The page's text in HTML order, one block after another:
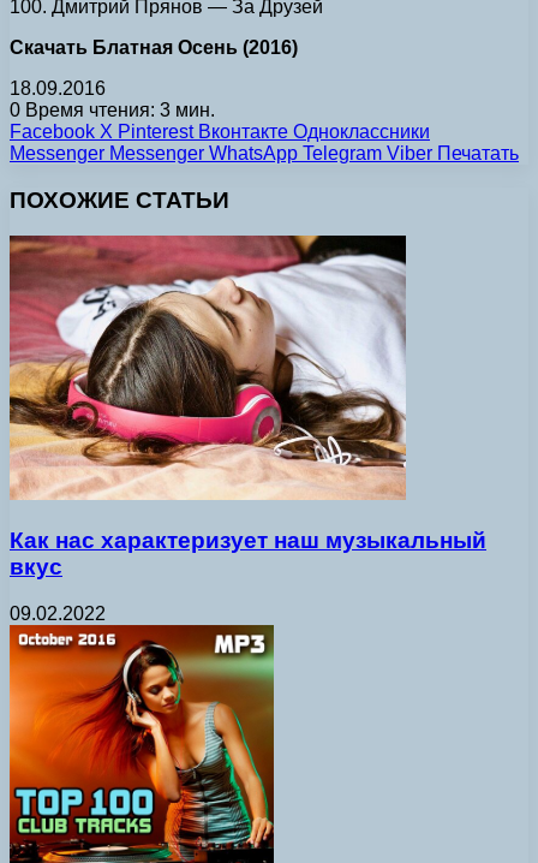
100. Дмитрий Прянов — За Друзей
Скачать Блатная Осень (2016)
18.09.2016
0 Время чтения: 3 мин.
Facebook X Pinterest Вконтакте Одноклассники
Messenger Messenger WhatsApp Telegram Viber Печатать
ПОХОЖИЕ СТАТЬИ
Как нас характеризует наш музыкальный
вкус
09.02.2022